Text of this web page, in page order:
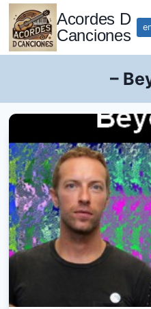
Saltar
contenido
Acordes D
Canciones
–